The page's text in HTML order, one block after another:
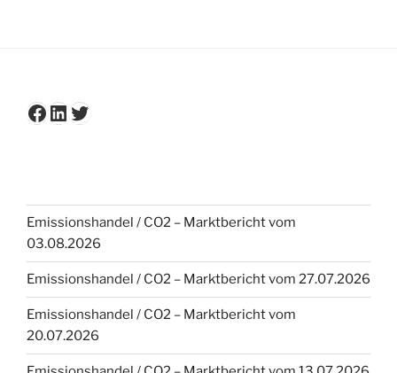
Facebook
LinkedIn
Twitter
Emissionshandel / CO2 – Marktbericht vom
03.08.2026
Emissionshandel / CO2 – Marktbericht vom 27.07.2026
Emissionshandel / CO2 – Marktbericht vom
20.07.2026